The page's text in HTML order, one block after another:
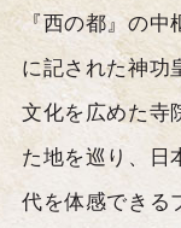
『西の都』の中
に記された神功
文化を広めた寺
た地を巡り、日
代を体感できる